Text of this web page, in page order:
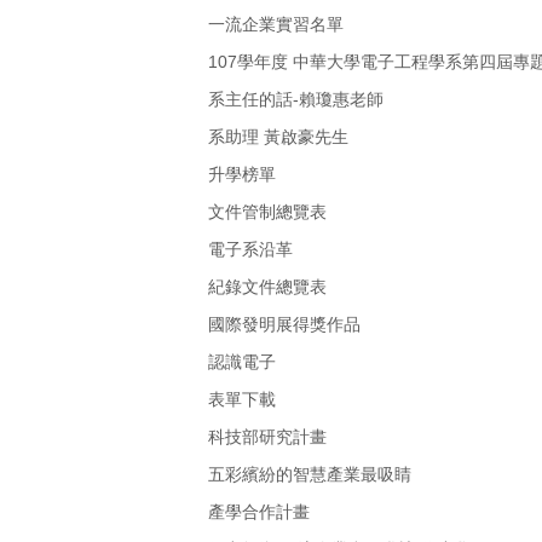
一流企業實習名單
107學年度 中華大學電子工程學系第四屆專
系主任的話-賴瓊惠老師
系助理 黃啟豪先生
升學榜單
文件管制總覽表
電子系沿革
紀錄文件總覽表
國際發明展得獎作品
認識電子
表單下載
科技部研究計畫
五彩繽紛的智慧產業最吸睛
產學合作計畫